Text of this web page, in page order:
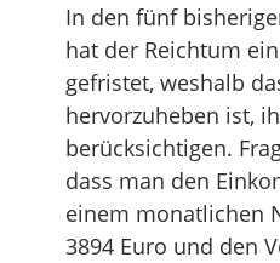
In den fünf
hat der Reichtum
gefristet, weshalb
hervorzuheben ist,
berücksichtigen.
dass man den
einem monatlichen
3894 Euro und den